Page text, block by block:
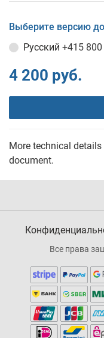
Выберите версию
Русский +415 800
4 200 руб.
More technical
document.
Все права